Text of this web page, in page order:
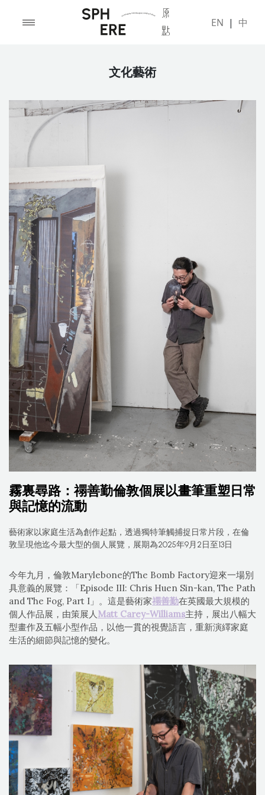
EN | 中
文化藝術
霧裏尋路：禤善勤倫敦個展以畫筆重塑日常
與記憶的流動
藝術家以家庭生活為創作起點，透過獨特筆觸捕捉日常片段，在倫
敦呈現他迄今最大型的個人展覽，展期為2025年9月2日至13日
今年九月，倫敦Marylebone的The Bomb Factory迎來一場別
具意義的展覽：「Episode III: Chris Huen Sin-kan, The Path
and The Fog, Part I」。這是藝術家禤善勤在英國最大規模的
個人作品展，由策展人Matt Carey-Williams主持，展出八幅大
型畫作及五幅小型作品，以他一貫的視覺語言，重新演繹家庭
生活的細節與記憶的變化。